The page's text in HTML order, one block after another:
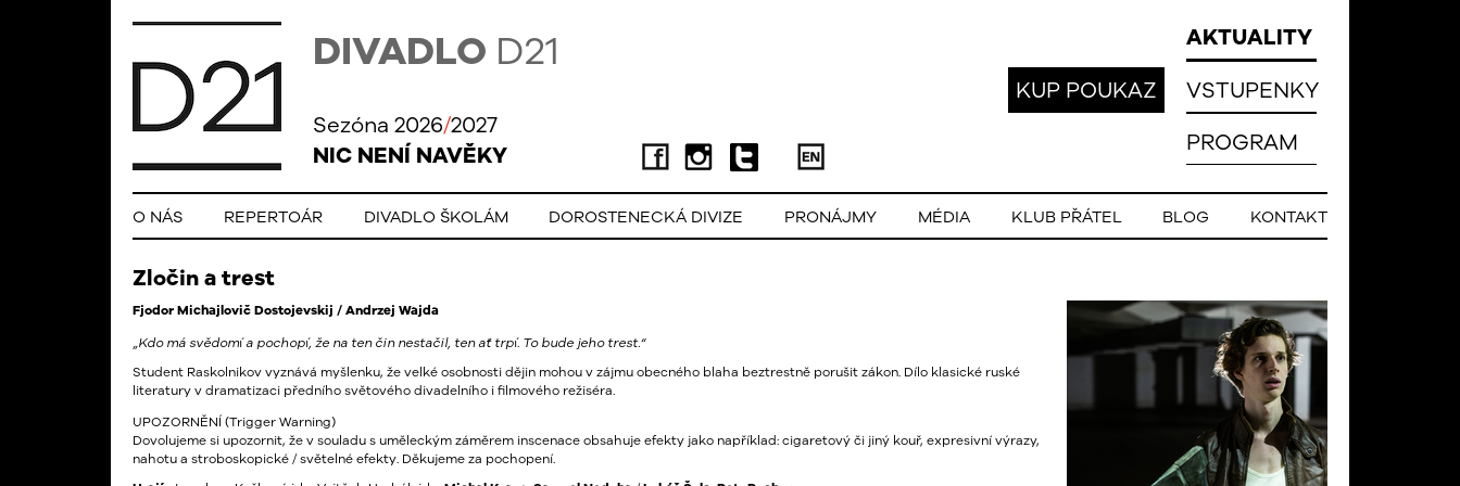
DIVADLO D21
Sezóna 2026/2027
NIC NENÍ NAVĚKY
AKTUALITY
VSTUPENKY
PROGRAM
KUP POUKAZ
O NÁS REPERTOÁR DIVADLO ŠKOLÁM DOROSTENECKÁ DIVIZE PRONÁJMY MÉDIA KLUB PŘÁTEL BLOG KONTAKT
Zločin a trest
Fjodor Michajlovič Dostojevskij / Andrzej Wajda
„Kdo má svědomí a pochopí, že na ten čin nestačil, ten ať trpí. To bude jeho trest.“
Student Raskolnikov vyznává myšlenku, že velké osobnosti dějin mohou v zájmu obecného blaha beztrestně porušit zákon. Dílo klasické ruské
literatury v dramatizaci předního světového divadelního i filmového režiséra.
UPOZORNĚNÍ (Trigger Warning)
Dovolujeme si upozornit, že v souladu s uměleckým záměrem inscenace obsahuje efekty jako například: cigaretový či jiný kouř, expresivní výrazy,
nahotu a stroboskopické / světelné efekty. Děkujeme za pochopení.